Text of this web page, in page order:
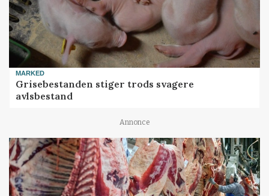
MARKED
Grisebestanden stiger trods svagere
avlsbestand
Annonce